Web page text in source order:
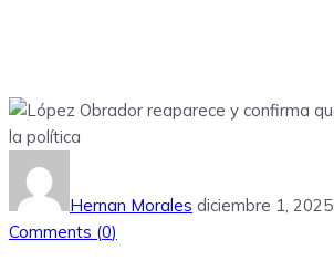
Hernan Morales diciembre 1, 2025
Comments (0)